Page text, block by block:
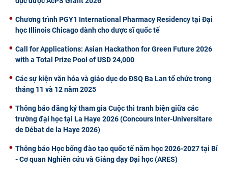
Chương trình PGY1 International Pharmacy Residency tại Đại
học Illinois Chicago dành cho dược sĩ quốc tế
Call for Applications: Asian Hackathon for Green Future 2026
with a Total Prize Pool of USD 24,000
Các sự kiện văn hóa và giáo dục do ĐSQ Ba Lan tổ chức trong
tháng 11 và 12 năm 2025
Thông báo đăng ký tham gia Cuộc thi tranh biện giữa các
trường đại học tại La Haye 2026 (Concours Inter-Universitare
de Débat de la Haye 2026)
Thông báo Học bổng đào tạo quốc tế năm học 2026-2027 tại Bỉ
- Cơ quan Nghiên cứu và Giảng dạy Đại học (ARES)